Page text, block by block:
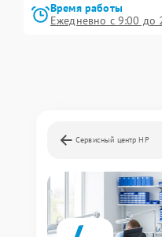
Время работы
Ежедневно с 9:00 до
Сервисный центр HP